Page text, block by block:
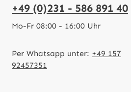
+49 (0)231 - 586 891 40
Mo-Fr 08:00 - 16:00 Uhr
Per Whatsapp unter: +49 157
92457351